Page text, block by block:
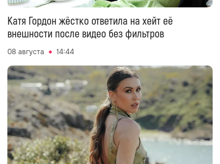
Катя Гордон жёстко ответила на хейт её
внешности после видео без фильтров
08 августа 14:44